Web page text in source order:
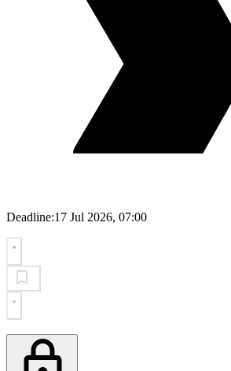
Deadline:17 Jul 2026, 07:00